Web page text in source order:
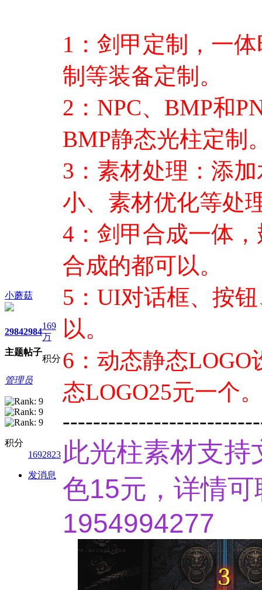
小蘑菇
2984
主题
2984
帖子
169
万
积分
管理员
积分
1692823
发消息
1：剑甲定制，一
制等装备定制。
2：NPC、BMP和
BMP静态光柱定制
3：素材处理：添
小、素材优化等处
4：剑甲合成一体
合成的都可以。
5：UI对话框、按
以。
6：动态静态
态LOGO25元一个
此光柱素材支
色15元，详情
1954994277